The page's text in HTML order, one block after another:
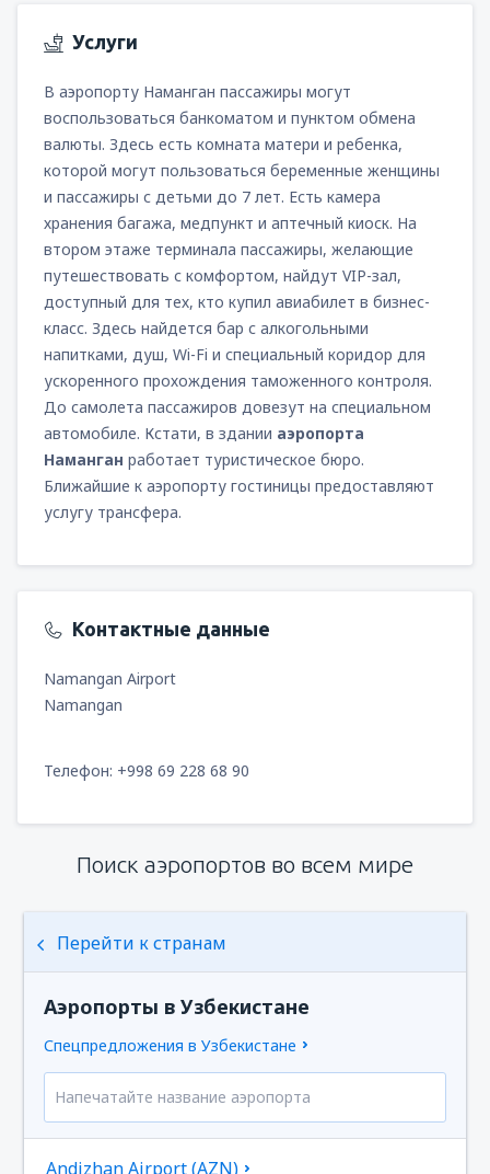
Услуги
В аэропорту Наманган пассажиры могут
воспользоваться банкоматом и пунктом обмена
валюты. Здесь есть комната матери и ребенка,
которой могут пользоваться беременные женщины
и пассажиры с детьми до 7 лет. Есть камера
хранения багажа, медпункт и аптечный киоск. На
втором этаже терминала пассажиры, желающие
путешествовать с комфортом, найдут VIP-зал,
доступный для тех, кто купил авиабилет в бизнес-
класс. Здесь найдется бар с алкогольными
напитками, душ, Wi-Fi и специальный коридор для
ускоренного прохождения таможенного контроля.
До самолета пассажиров довезут на специальном
автомобиле. Кстати, в здании аэропорта
Наманган работает туристическое бюро.
Ближайшие к аэропорту гостиницы предоставляют
услугу трансфера.
Контактные данные
Namangan Airport
Namangan
Телефон: +998 69 228 68 90
Поиск аэропортов во всем мире
Перейти к странам
Аэропорты в Узбекистане
Спецпредложения в Узбекистане
Andizhan Airport (AZN)